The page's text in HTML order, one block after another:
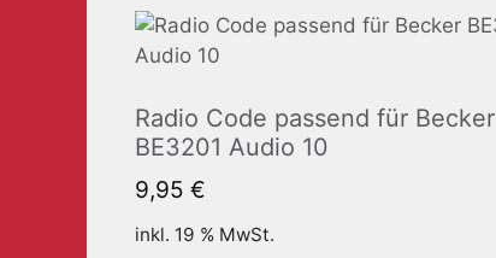
Radio Code passend für Becker
BE3201 Audio 10
9,95 €
inkl. 19 % MwSt.